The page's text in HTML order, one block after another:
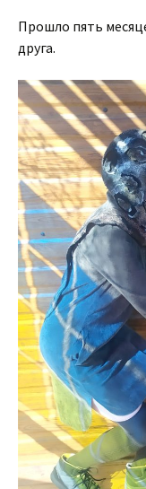
Прошло пять
друга.